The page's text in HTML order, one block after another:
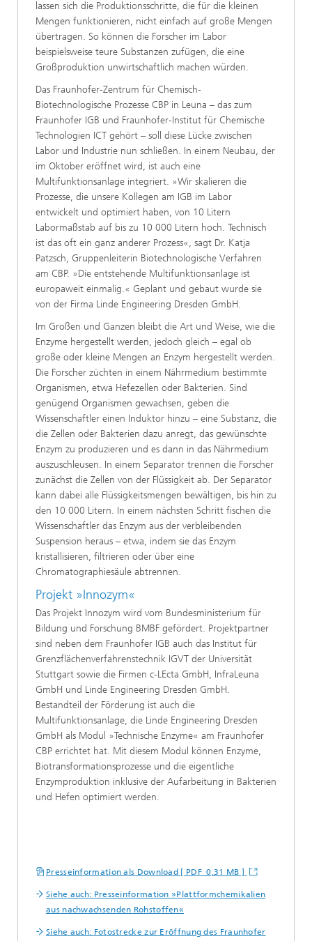
lassen sich die Produktionsschritte, die für die kleinen
Mengen funktionieren, nicht einfach auf große Mengen
übertragen. So können die Forscher im Labor
beispielsweise teure Substanzen zufügen, die eine
Großproduktion unwirtschaftlich machen würden.
Das Fraunhofer-Zentrum für Chemisch-
Biotechnologische Prozesse CBP in Leuna – das zum
Fraunhofer IGB und Fraunhofer-Institut für Chemische
Technologien ICT gehört – soll diese Lücke zwischen
Labor und Industrie nun schließen. In einem Neubau, der
im Oktober eröffnet wird, ist auch eine
Multifunktionsanlage integriert. »Wir skalieren die
Prozesse, die unsere Kollegen am IGB im Labor
entwickelt und optimiert haben, von 10 Litern
Labormaßstab auf bis zu 10 000 Litern hoch. Technisch
ist das oft ein ganz anderer Prozess«, sagt Dr. Katja
Patzsch, Gruppenleiterin Biotechnologische Verfahren
am CBP. »Die entstehende Multifunktionsanlage ist
europaweit einmalig.« Geplant und gebaut wurde sie
von der Firma Linde Engineering Dresden GmbH.
Im Großen und Ganzen bleibt die Art und Weise, wie die
Enzyme hergestellt werden, jedoch gleich – egal ob
große oder kleine Mengen an Enzym hergestellt werden.
Die Forscher züchten in einem Nährmedium bestimmte
Organismen, etwa Hefezellen oder Bakterien. Sind
genügend Organismen gewachsen, geben die
Wissenschaftler einen Induktor hinzu – eine Substanz, die
die Zellen oder Bakterien dazu anregt, das gewünschte
Enzym zu produzieren und es dann in das Nährmedium
auszuschleusen. In einem Separator trennen die Forscher
zunächst die Zellen von der Flüssigkeit ab. Der Separator
kann dabei alle Flüssigkeitsmengen bewältigen, bis hin zu
den 10 000 Litern. In einem nächsten Schritt fischen die
Wissenschaftler das Enzym aus der verbleibenden
Suspension heraus – etwa, indem sie das Enzym
kristallisieren, filtrieren oder über eine
Chromatographiesäule abtrennen.
Projekt »Innozym«
Das Projekt Innozym wird vom Bundesministerium für
Bildung und Forschung BMBF gefördert. Projektpartner
sind neben dem Fraunhofer IGB auch das Institut für
Grenzflächenverfahrenstechnik IGVT der Universität
Stuttgart sowie die Firmen c-LEcta GmbH, InfraLeuna
GmbH und Linde Engineering Dresden GmbH.
Bestandteil der Förderung ist auch die
Multifunktionsanlage, die Linde Engineering Dresden
GmbH als Modul »Technische Enzyme« am Fraunhofer
CBP errichtet hat. Mit diesem Modul können Enzyme,
Biotransformationsprozesse und die eigentliche
Enzymproduktion inklusive der Aufarbeitung in Bakterien
und Hefen optimiert werden.
Presseinformation als Download [ PDF 0,31 MB ]
Siehe auch: Presseinformation »Plattformchemikalien
aus nachwachsenden Rohstoffen«
Siehe auch: Fotostrecke zur Eröffnung des Fraunhofer